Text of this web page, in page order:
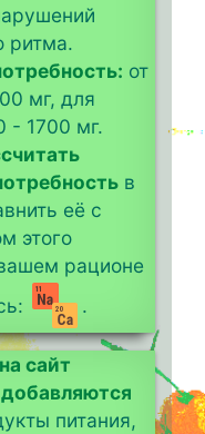
ритма.
от
мг, для
- 1700 мг.
в
её с
этого
рационе
сайт
питания,